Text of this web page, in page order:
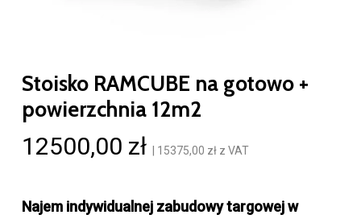
Stoisko RAMCUBE na gotowo +
powierzchnia 12m2
12500,00 zł 15375,00 złz VAT
Najem indywidualnej zabudowy targowej w